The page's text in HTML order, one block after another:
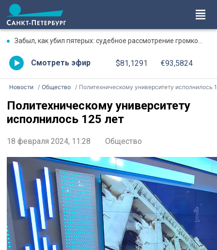
Забыл, как убил пятерых: судебное рассмотрение громкого дела о массовом убийстве в Липной Горке приостановлено
Смотреть эфир $81,1291 €93,5824
Новости Общество Политехническому университету исполнилось 125 лет
Политехническому университету
исполнилось 125 лет
18 февраля 2024, 11:28 Общество